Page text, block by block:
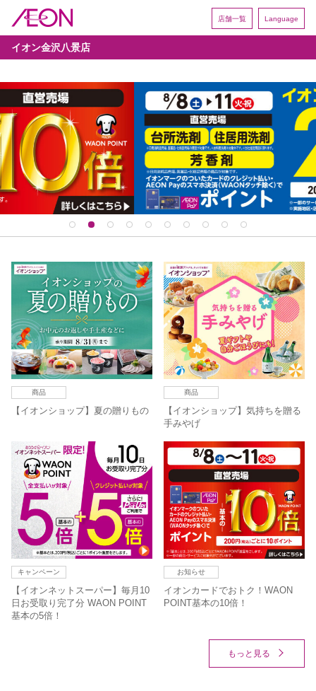
店舗一覧 Language
イオン金沢八景店
商品
【イオンショップ】夏の贈りもの
商品
【イオンショップ】気持ちを贈る
手みやげ
キャンペーン
【イオンネットスーパー】毎月10
日お受取り完了分 WAON POINT
基本の5倍！
お知らせ
イオンカードでおトク！WAON
POINT基本の10倍！
もっと見る